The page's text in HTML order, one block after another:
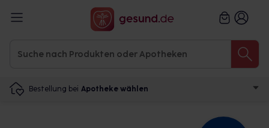
Bestellung bei Apotheke wählen